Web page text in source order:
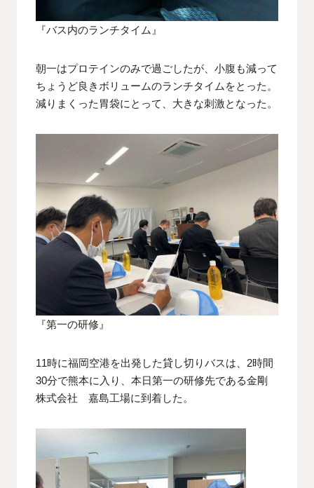
『バス内のランチタイム』
朝一はプロテインのみで過ごしたが、小腹も減って
ちょうど良きボリュームのランチタイムをとった。
減りまくった胃袋にとって、大きな刺激となった。
『第一の研修』
11時に福岡空港を出発した貸し切りバスは、2時間
30分で熊本に入り、本日第一の研修先である金剛
株式会社 嘉島工場に到着した。